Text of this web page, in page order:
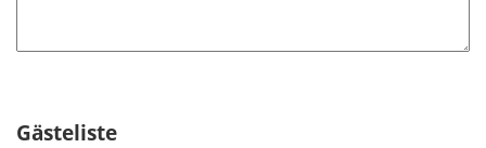
Gästeliste